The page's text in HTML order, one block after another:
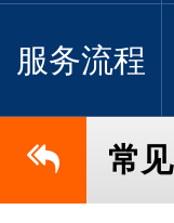
服务流程
常